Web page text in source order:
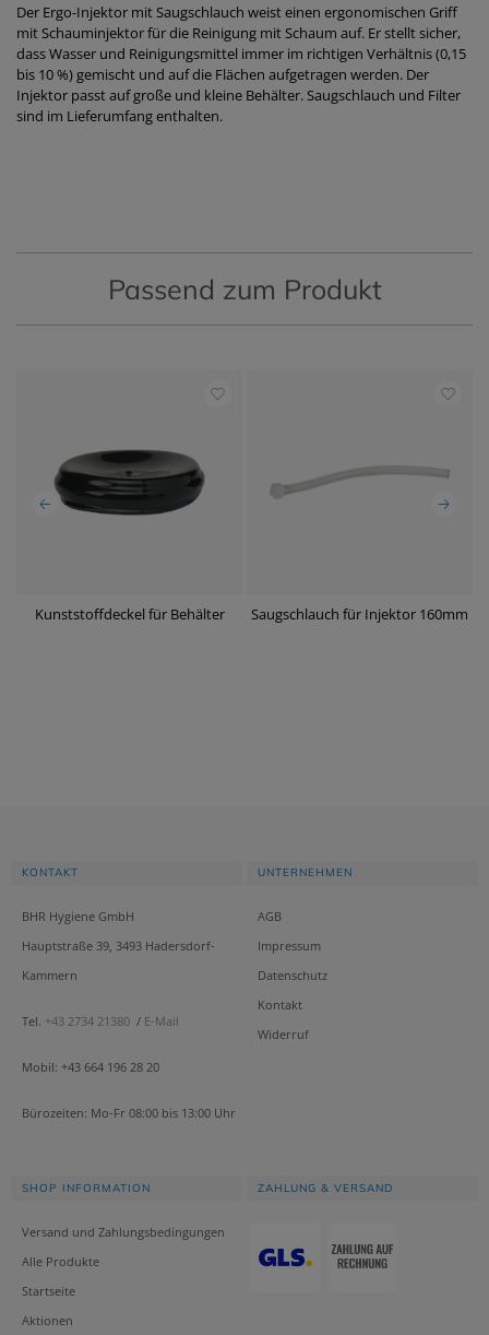
Der Ergo-Injektor mit Saugschlauch weist einen ergonomischen Griff
mit Schauminjektor für die Reinigung mit Schaum auf. Er stellt sicher,
dass Wasser und Reinigungsmittel immer im richtigen Verhältnis (0,15
bis 10 %) gemischt und auf die Flächen aufgetragen werden. Der
Injektor passt auf große und kleine Behälter. Saugschlauch und Filter
sind im Lieferumfang enthalten.
Passend zum Produkt
Kunststoffdeckel für Behälter Saugschlauch für Injektor 160mm
KONTAKT
BHR Hygiene GmbH
Hauptstraße 39, 3493 Hadersdorf-
Kammern
Tel. +43 2734 21380 / E-Mail
Mobil: +43 664 196 28 20
Bürozeiten: Mo-Fr 08:00 bis 13:00 Uhr
UNTERNEHMEN
AGB
Impressum
Datenschutz
Kontakt
Widerruf
SHOP INFORMATION
Versand und Zahlungsbedingungen
Alle Produkte
Startseite
Aktionen
ZAHLUNG & VERSAND